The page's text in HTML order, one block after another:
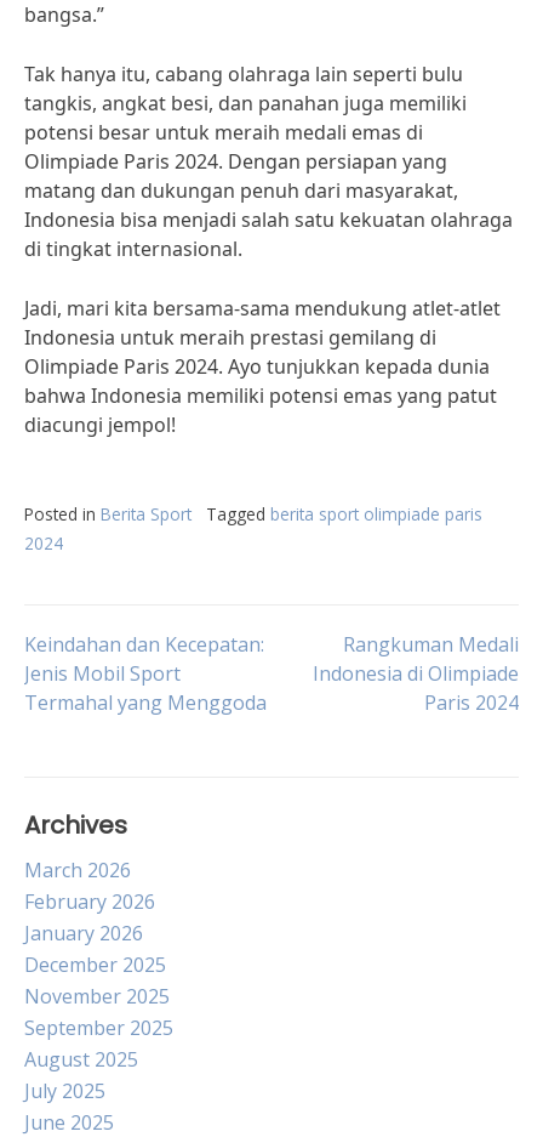
bangsa.”
Tak hanya itu, cabang olahraga lain seperti bulu
tangkis, angkat besi, dan panahan juga memiliki
potensi besar untuk meraih medali emas di
Olimpiade Paris 2024. Dengan persiapan yang
matang dan dukungan penuh dari masyarakat,
Indonesia bisa menjadi salah satu kekuatan olahraga
di tingkat internasional.
Jadi, mari kita bersama-sama mendukung atlet-atlet
Indonesia untuk meraih prestasi gemilang di
Olimpiade Paris 2024. Ayo tunjukkan kepada dunia
bahwa Indonesia memiliki potensi emas yang patut
diacungi jempol!
Posted in Berita Sport Tagged berita sport olimpiade paris
2024
Post
navigation
Keindahan dan Kecepatan:
Jenis Mobil Sport
Termahal yang Menggoda
Rangkuman Medali
Indonesia di Olimpiade
Paris 2024
Archives
March 2026
February 2026
January 2026
December 2025
November 2025
September 2025
August 2025
July 2025
June 2025